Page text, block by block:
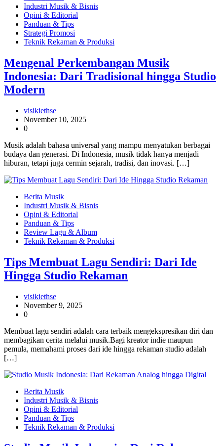
Industri Musik & Bisnis
Opini & Editorial
Panduan & Tips
Strategi Promosi
Teknik Rekaman & Produksi
Mengenal Perkembangan Musik
Indonesia: Dari Tradisional hingga Studio
Modern
visikiethse
November 10, 2025
0
Musik adalah bahasa universal yang mampu menyatukan berbagai
budaya dan generasi. Di Indonesia, musik tidak hanya menjadi
hiburan, tetapi juga cermin sejarah, tradisi, dan inovasi. […]
Berita Musik
Industri Musik & Bisnis
Opini & Editorial
Panduan & Tips
Review Lagu & Album
Teknik Rekaman & Produksi
Tips Membuat Lagu Sendiri: Dari Ide
Hingga Studio Rekaman
visikiethse
November 9, 2025
0
Membuat lagu sendiri adalah cara terbaik mengekspresikan diri dan
membagikan cerita melalui musik.Bagi kreator indie maupun
pemula, memahami proses dari ide hingga rekaman studio adalah
[…]
Berita Musik
Industri Musik & Bisnis
Opini & Editorial
Panduan & Tips
Teknik Rekaman & Produksi